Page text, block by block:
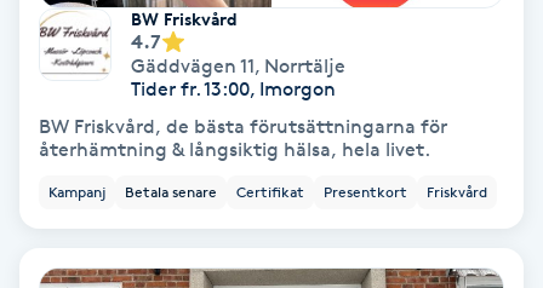
Frisör
Funktionsanalys
Färgning
BW Friskvård
4.7
Gäddvägen 11, Norrtälje
Tider fr. 13:00, Imorgon
BW Friskvård, de bästa förutsättningarna för
återhämtning & långsiktig hälsa, hela livet.
Kampanj Betala senare Certifikat Presentkort Friskvård